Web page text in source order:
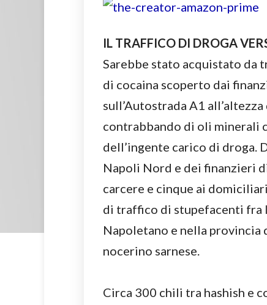
IL TRAFFICO DI DROGA
Sarebbe stato acquistato da
di cocaina scoperto dai
sull’Autostrada A1
contrabbando di oli minerali
dell’ingente carico di droga.
Napoli Nord e dei finanzieri
carcere e cinque ai
di traffico di stupefacenti fra
Napoletano e nella provincia
nocerino sarnese.
Circa 300 chili tra hashish e